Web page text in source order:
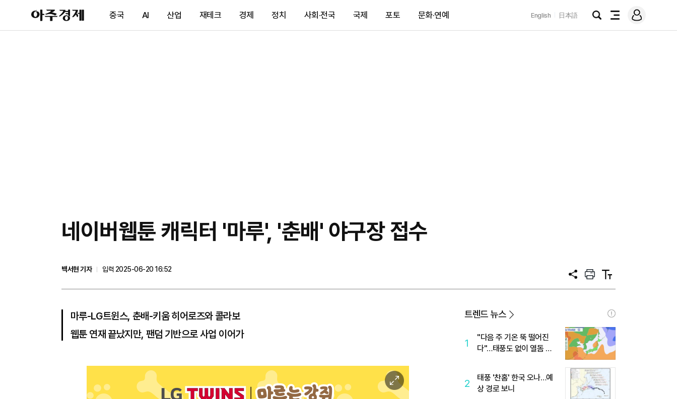
아
주
제
중국 AI 산업 재테크 경제 정치 사회·전국 국제 포토 문화·연예 English 日本語
검
전
메
그
네이버웹툰 캐릭터 '마루', '춘배' 야구장 접수
백서현 기자
입력 2025-06-20 16:52
공
프
트
텍
트
마루-LG트윈스, 춘배-키움 히어로즈와 콜라보
웹툰 연재 끝났지만, 팬덤 기반으로 사업 이어가
이
미
트렌드 뉴스
1
"다음 주 기온 뚝 떨어진
다"…태풍도 없이 열돔 박
2
태풍 '찬홈' 한국 오나…예
상 경로 보니